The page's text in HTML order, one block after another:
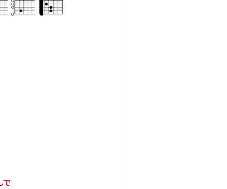
で